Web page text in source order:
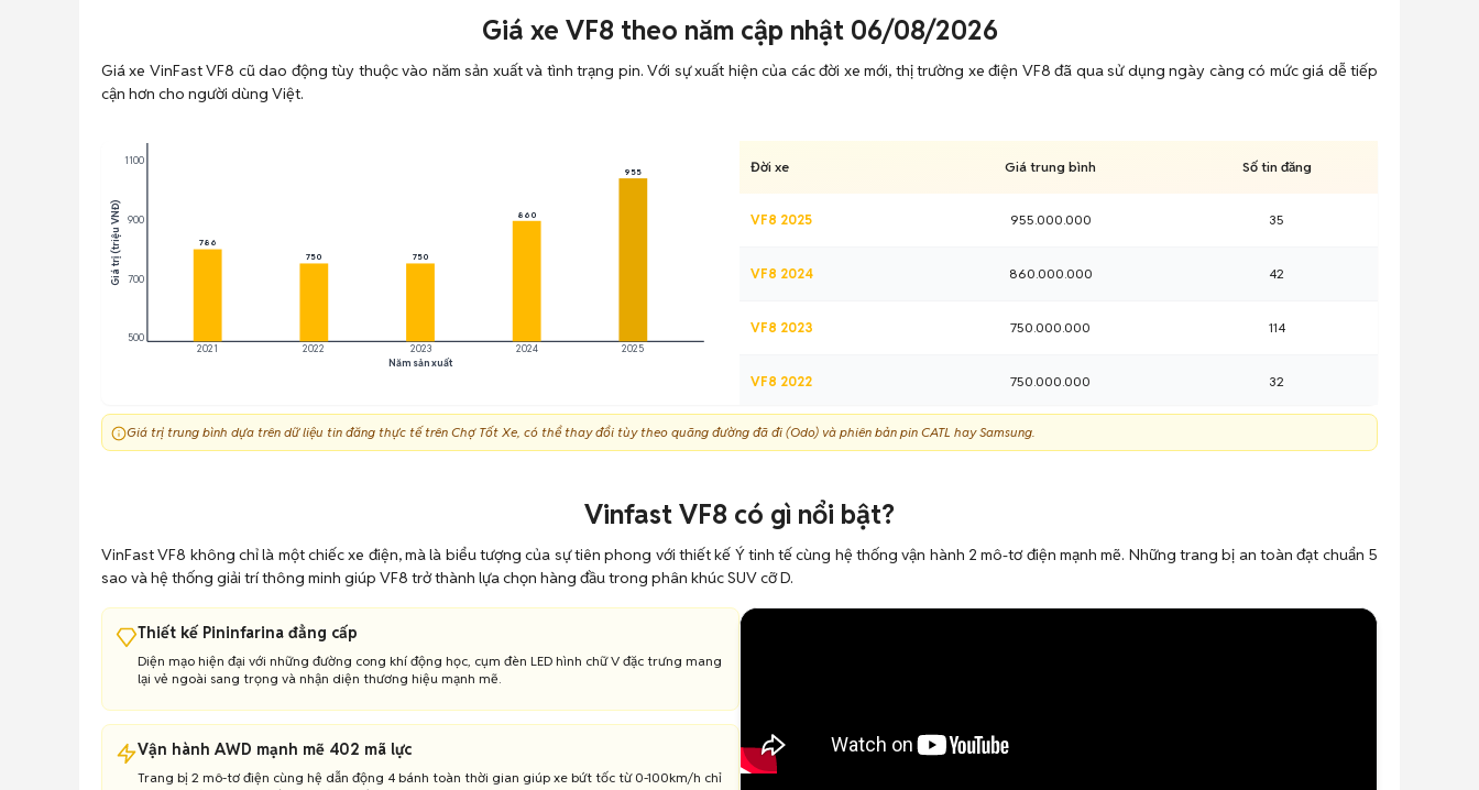
Giá xe VF8 theo năm cập nhật 06/08/2026
Giá xe VinFast VF8 cũ dao động tùy thuộc vào năm sản xuất và tình trạng pin. Với sự xuất hiện của các đời xe mới, thị trường xe điện VF8 đã qua sử dụng ngày càng có mức giá dễ tiếp
cận hơn cho người dùng Việt.
500
700
900
1100
2021 2022 2023 2024 2025
786
750
750
860
955
Giá trị (triệu VNĐ)
Năm sản xuất
Đời xe Giá trung bình Số tin đăng
VF8 2025 955.000.000 35
VF8 2024 860.000.000 42
VF8 2023 750.000.000 114
VF8 2022 750.000.000 32
VF8 2021 786.000.000
Giá trị trung bình dựa trên dữ liệu tin đăng thực tế trên Chợ Tốt Xe, có thể thay đổi tùy theo quãng đường đã đi (Odo) và phiên bản pin CATL hay Samsung.
Vinfast VF8 có gì nổi bật?
VinFast VF8 không chỉ là một chiếc xe điện, mà là biểu tượng của sự tiên phong với thiết kế Ý tinh tế cùng hệ thống vận hành 2 mô-tơ điện mạnh mẽ. Những trang bị an toàn đạt chuẩn 5
sao và hệ thống giải trí thông minh giúp VF8 trở thành lựa chọn hàng đầu trong phân khúc SUV cỡ D.
Thiết kế Pininfarina đẳng cấp
Diện mạo hiện đại với những đường cong khí động học, cụm đèn LED hình chữ V đặc trưng mang
lại vẻ ngoài sang trọng và nhận diện thương hiệu mạnh mẽ.
Vận hành AWD mạnh mẽ 402 mã lực
Trang bị 2 mô-tơ điện cùng hệ dẫn động 4 bánh toàn thời gian giúp xe bứt tốc từ 0-100km/h chỉ